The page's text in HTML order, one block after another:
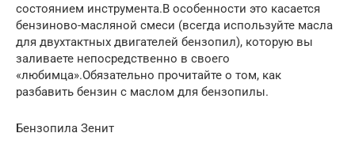
состоянием инструмента.В особенности это касается
бензиново-масляной смеси (всегда используйте масла
для двухтактных двигателей бензопил), которую вы
заливаете непосредственно в своего
«любимца».Обязательно прочитайте о том, как
разбавить бензин с маслом для бензопилы.
Бензопила Зенит